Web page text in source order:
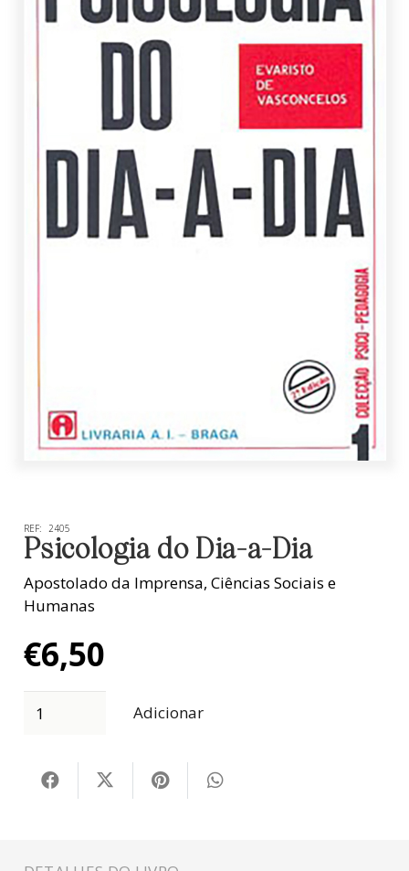
REF: 2405
Psicologia do Dia-a-Dia
Apostolado da Imprensa, Ciências Sociais e
Humanas
€6,50
Adicionar